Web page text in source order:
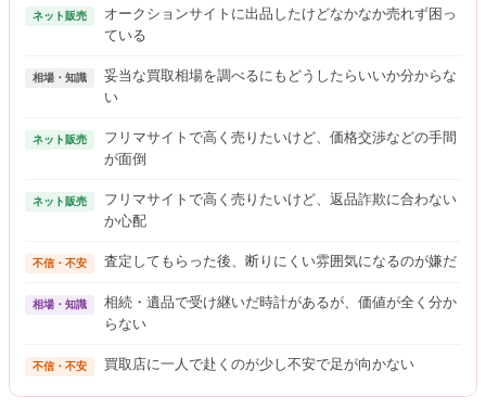
ネット販売
オークションサイトに出品したけどなかなか売れず困っ
ている
相場・知識
妥当な買取相場を調べるにもどうしたらいいか分からな
い
ネット販売
フリマサイトで高く売りたいけど、価格交渉などの手間
が面倒
ネット販売
フリマサイトで高く売りたいけど、返品詐欺に合わない
か心配
不信・不安 査定してもらった後、断りにくい雰囲気になるのが嫌だ
相場・知識
相続・遺品で受け継いだ時計があるが、価値が全く分か
らない
不信・不安 買取店に一人で赴くのが少し不安で足が向かない